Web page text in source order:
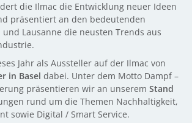
die Ilmac die Entwicklung neuer Ideen
präsentiert an den bedeutenden
und Lausanne die neusten Trends aus
Jahr als Aussteller auf der Ilmac von
in Basel dabei. Unter dem Motto Dampf –
präsentieren wir an unserem Stand
rund um die Themen Nachhaltigkeit,
sowie Digital / Smart Service.